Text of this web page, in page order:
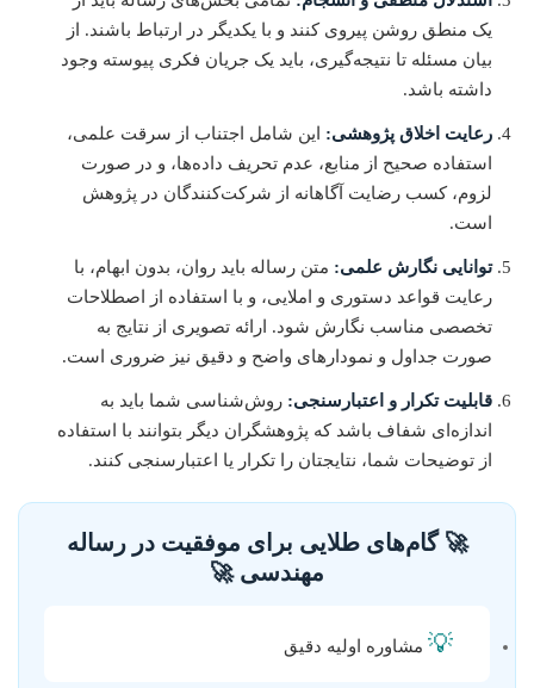
یک منطق روشن پیروی کنند و با یکدیگر در ارتباط باشند. از
بیان مسئله تا نتیجه‌گیری، باید یک جریان فکری پیوسته وجود
داشته باشد.
رعایت اخلاق پژوهشی: این شامل اجتناب از سرقت علمی،
استفاده صحیح از منابع، عدم تحریف داده‌ها، و در صورت
لزوم، کسب رضایت آگاهانه از شرکت‌کنندگان در پژوهش
است.
توانایی نگارش علمی: متن رساله باید روان، بدون ابهام، با
رعایت قواعد دستوری و املایی، و با استفاده از اصطلاحات
تخصصی مناسب نگارش شود. ارائه تصویری از نتایج به
صورت جداول و نمودارهای واضح و دقیق نیز ضروری است.
قابلیت تکرار و اعتبارسنجی: روش‌شناسی شما باید به
اندازه‌ای شفاف باشد که پژوهشگران دیگر بتوانند با استفاده
از توضیحات شما، نتایجتان را تکرار یا اعتبارسنجی کنند.
🚀 گام‌های طلایی برای موفقیت در رساله
مهندسی 🚀
💡 مشاوره اولیه دقیق